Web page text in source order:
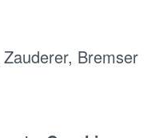
Bremser